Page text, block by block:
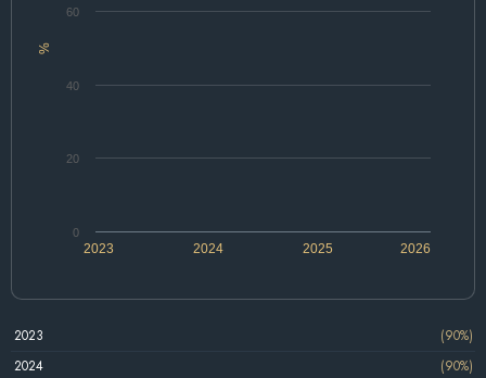
%
2024 2026
2023 2025
0
20
40
60
2023
(90%)
2024
(90%)